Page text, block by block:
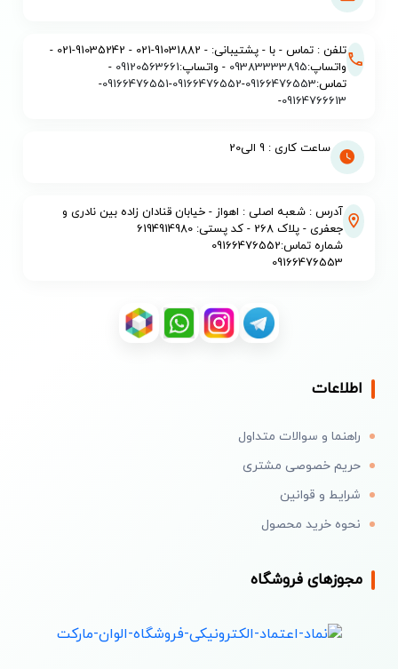
تلفن : تماس - با - پشتیبانی: - 91031882-021 - 91035242-021 -
واتساپ:09383333895 - واتساپ:09120563661
-
تماس:09166476553
-
09166476552
-
09166476551
-
09164766613
-
ساعت کاری : 9 الی20
آدرس : شعبه اصلی : اهواز - خیابان قنادان زاده بین نادری و
جعفری - پلاک 268 - کد پستی: 6194914980
شماره تماس:09166476552
09166476553
اطلاعات
راهنما و سوالات متداول
حریم خصوصی مشتری
شرایط و قوانین
نحوه خرید محصول
مجوزهای فروشگاه